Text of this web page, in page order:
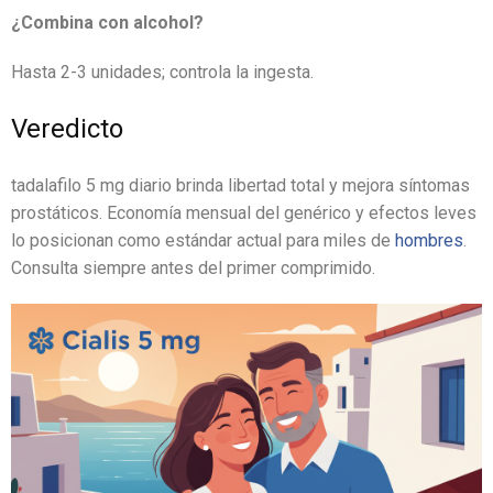
¿Combina con alcohol?
Hasta 2-3 unidades; controla la ingesta.
Veredicto
tadalafilo 5 mg diario brinda libertad total y mejora síntomas
prostáticos. Economía mensual del genérico y efectos leves
lo posicionan como estándar actual para miles de hombres
Consulta siempre antes del primer comprimido.